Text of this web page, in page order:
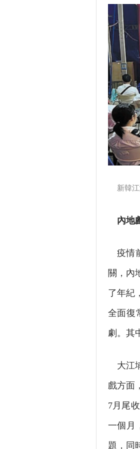
新韓
內地
疫情
關，內
了年紀
全面復
劇。其
大江
戲方面
7月尾
一個月
題，同